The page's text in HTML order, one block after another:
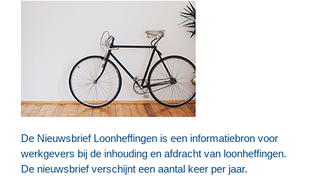
De Nieuwsbrief Loonheffingen is een informatiebron voor
werkgevers bij de inhouding en afdracht van loonheffingen.
De nieuwsbrief verschijnt een aantal keer per jaar.